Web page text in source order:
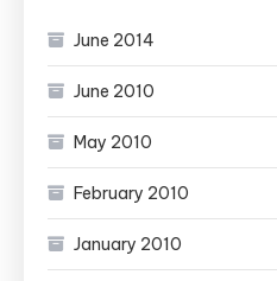
June 2014
June 2010
May 2010
February 2010
January 2010